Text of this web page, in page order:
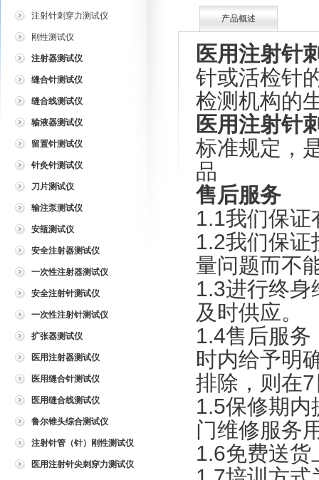
注射针刺穿力测试仪
刚性测试仪
注射器测试仪
缝合针测试仪
缝合线测试仪
输液器测试仪
留置针测试仪
针灸针测试仪
刀片测试仪
输注泵测试仪
安瓿测试仪
安全注射器测试仪
一次性注射器测试仪
安全注射针测试仪
一次性注射针测试仪
扩张器测试仪
医用注射器测试仪
医用缝合针测试仪
医用缝合线测试仪
鲁尔锥头综合测试仪
注射针管（针）刚性测试仪
医用注射针尖刺穿力测试仪
产品概述
医用注射针
针或活检针
检测机构的
医用注射针
标准规定，
品
售后服务
1.1我们保证
1.2我们保证
量问题而不
1.3进行终身
及时供应。
1.4售后服务
时内给予明
排除，则在
1.5保修期内
门维修服务
1.6免费送货